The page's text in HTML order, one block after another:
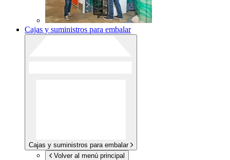
Cajas y suministros para embalar
Cajas y suministros para embalar
Volver al menú principal